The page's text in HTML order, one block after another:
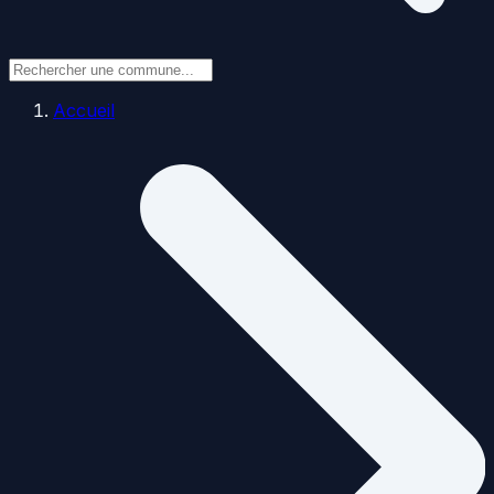
Accueil